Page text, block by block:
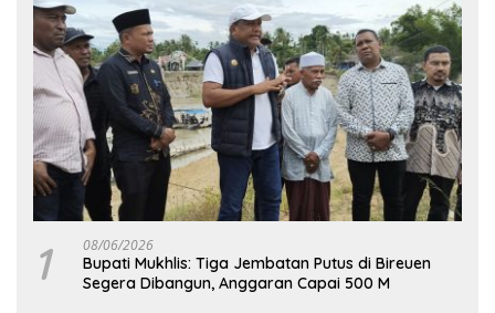
1 08/06/2026
Bupati Mukhlis: Tiga Jembatan Putus di Bireuen
Segera Dibangun, Anggaran Capai 500 M